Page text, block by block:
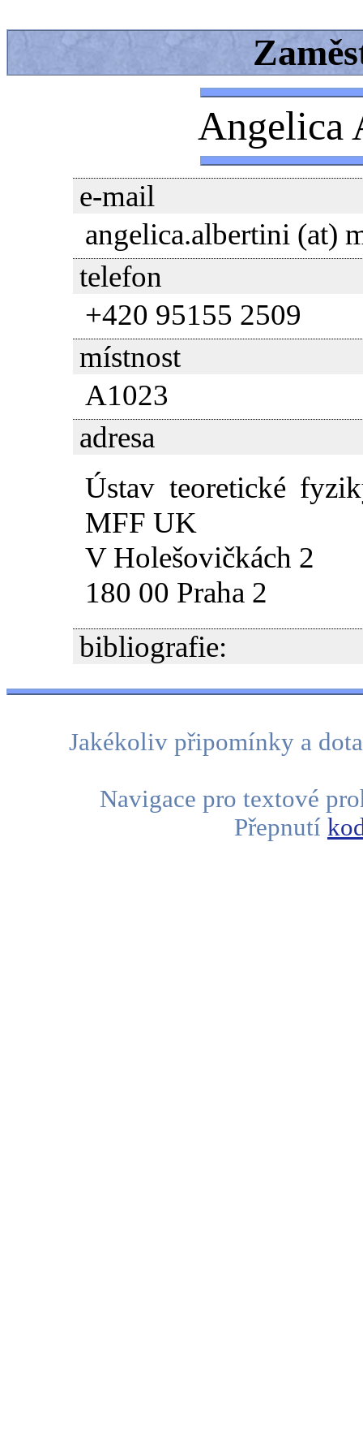
Angelica
e-mail
angelica.albertini (at)
telefon
+420 95155 2509
místnost
A1023
adresa
Ústav teoretické
MFF UK
V Holešovičkách 2
180 00 Praha 2
bibliografie:
Jakékoliv připomínky a
Navigace pro textové
Přepnutí